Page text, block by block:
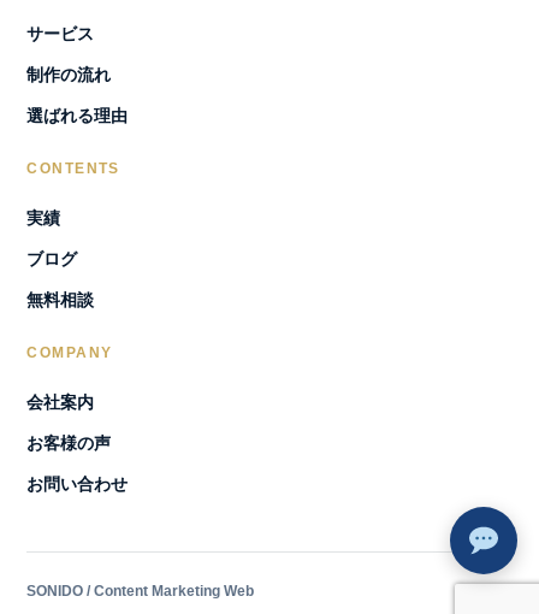
サービス
制作の流れ
選ばれる理由
CONTENTS
実績
ブログ
無料相談
COMPANY
会社案内
お客様の声
お問い合わせ
SONIDO / Content Marketing Web